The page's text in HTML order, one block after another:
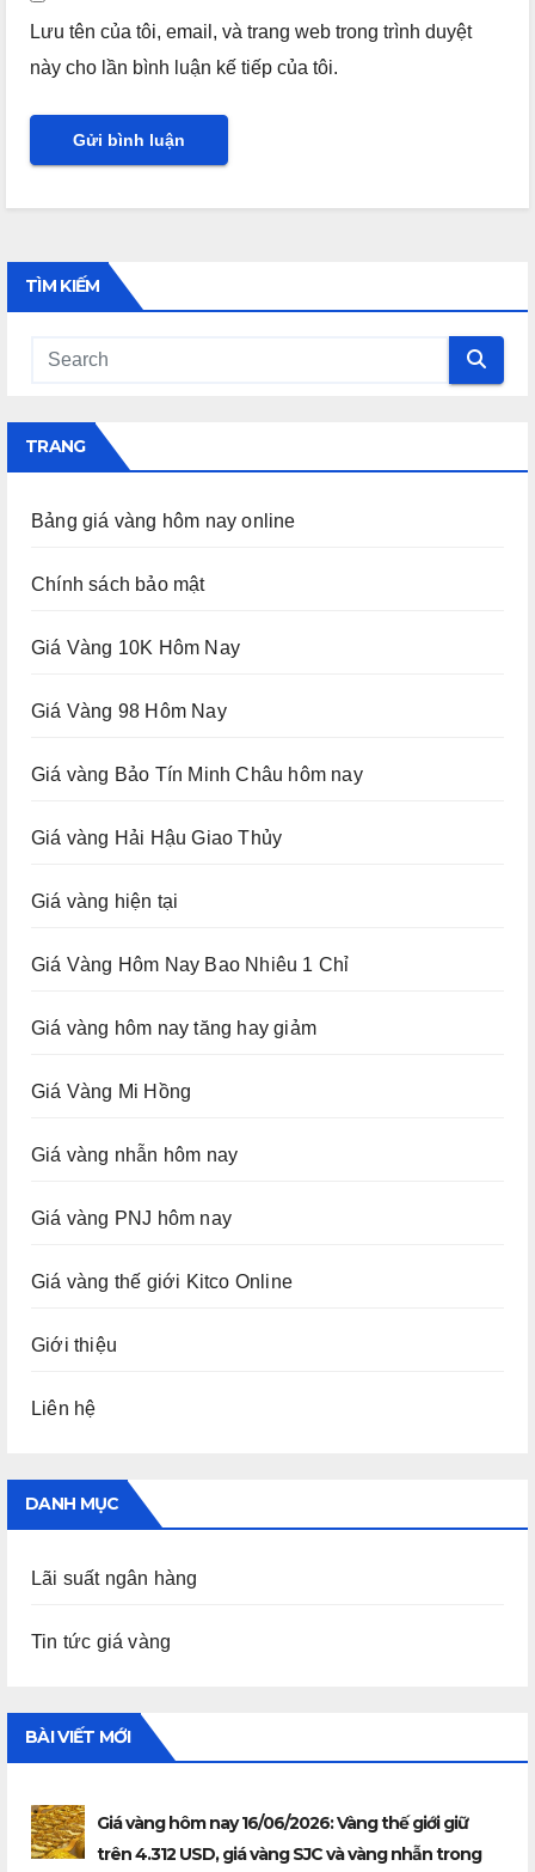
Lưu tên của tôi, email, và trang web trong trình duyệt
này cho lần bình luận kế tiếp của tôi.
TÌM KIẾM
TRANG
Bảng giá vàng hôm nay online
Chính sách bảo mật
Giá Vàng 10K Hôm Nay
Giá Vàng 98 Hôm Nay
Giá vàng Bảo Tín Minh Châu hôm nay
Giá vàng Hải Hậu Giao Thủy
Giá vàng hiện tại
Giá Vàng Hôm Nay Bao Nhiêu 1 Chỉ
Giá vàng hôm nay tăng hay giảm
Giá Vàng Mi Hồng
Giá vàng nhẫn hôm nay
Giá vàng PNJ hôm nay
Giá vàng thế giới Kitco Online
Giới thiệu
Liên hệ
DANH MỤC
Lãi suất ngân hàng
Tin tức giá vàng
BÀI VIẾT MỚI
Giá vàng hôm nay 16/06/2026: Vàng thế giới giữ
trên 4.312 USD, giá vàng SJC và vàng nhẫn trong